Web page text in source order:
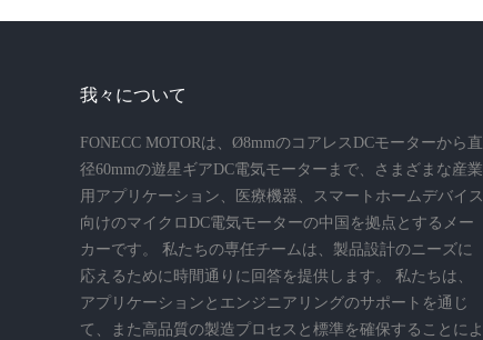
我々について
FONECC MOTORは、Ø8mmのコアレスDCモーターから直
径60mmの遊星ギアDC電気モーターまで、さまざまな産業
用アプリケーション、医療機器、スマートホームデバイス
向けのマイクロDC電気モーターの中国を拠点とするメー
カーです。 私たちの専任チームは、製品設計のニーズに
応えるために時間通りに回答を提供します。 私たちは、
アプリケーションとエンジニアリングのサポートを通じ
て、また高品質の製造プロセスと標準を確保することによ